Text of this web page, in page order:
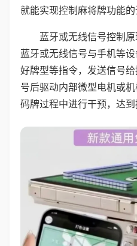
就能实现控制麻将牌功能的
蓝牙或无线信号控制
蓝牙或无线信号与手机等
好牌型等指令，发送信号
号后驱动内部微型电机或机
码牌过程中进行干预，达到